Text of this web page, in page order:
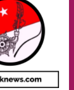
Thailand
ketahan
Kerjasama
KY Harus
Tanpa Ganggu